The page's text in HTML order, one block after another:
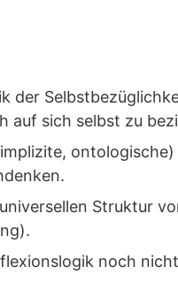
der
auf sich selbst zu
ontologische)
Struktur
noch